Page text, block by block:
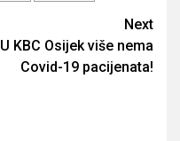
Next
U KBC Osijek više nema
Covid-19 pacijenata!